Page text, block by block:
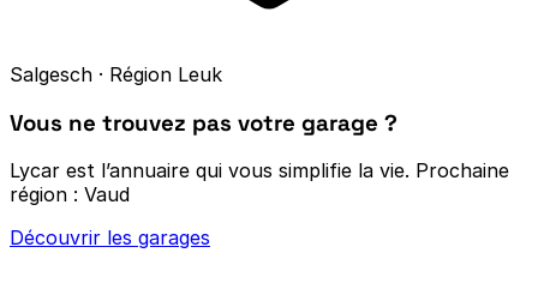
Salgesch · Région Leuk
Vous ne trouvez pas votre garage ?
Lycar est l’annuaire qui vous simplifie la vie. Prochaine
région : Vaud
Découvrir les garages